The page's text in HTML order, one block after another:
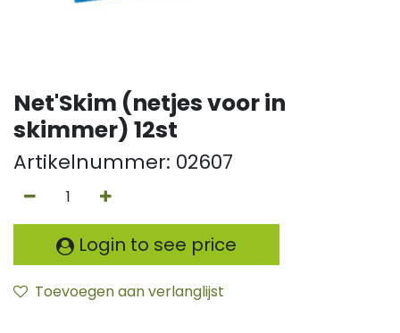
Net'Skim (netjes voor in
skimmer) 12st
Artikelnummer: 02607
Login to see price
Toevoegen aan verlanglijst